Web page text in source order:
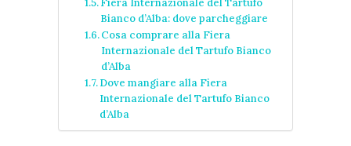
Bianco d’Alba: dove parcheggiare
Cosa comprare alla Fiera
Internazionale del Tartufo Bianco
d’Alba
Dove mangiare alla Fiera
Internazionale del Tartufo Bianco
d’Alba